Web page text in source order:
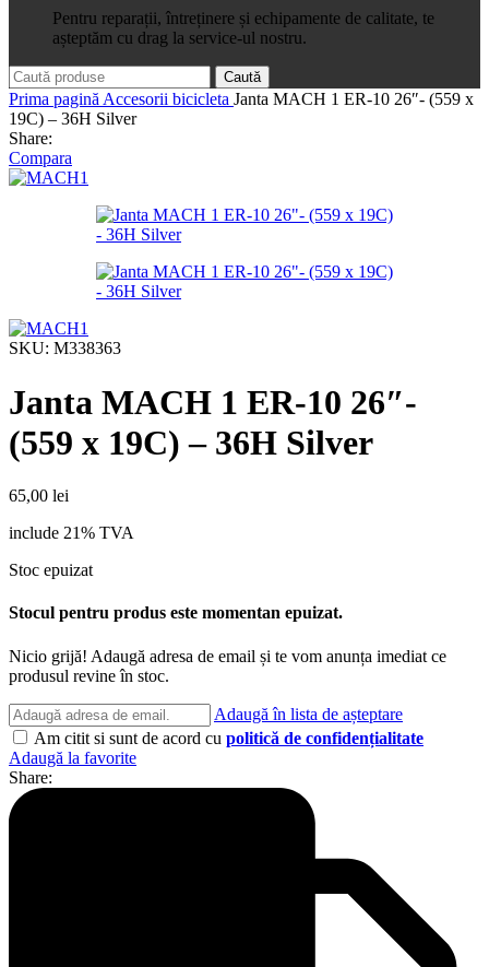
Pentru reparații, întreținere și echipamente de calitate, te
așteptăm cu drag la service-ul nostru.
Caută
Prima pagină Accesorii bicicleta Janta MACH 1 ER-10 26″- (559 x
19C) – 36H Silver
Share:
Compara
SKU: M338363
Janta MACH 1 ER-10 26″-
(559 x 19C) – 36H Silver
65,00 lei
include 21% TVA
Stoc epuizat
Stocul pentru produs este momentan epuizat.
Nicio grijă! Adaugă adresa de email și te vom anunța imediat ce
produsul revine în stoc.
Adaugă în lista de așteptare
Am citit si sunt de acord cu politică de confidențialitate
Adaugă la favorite
Share: